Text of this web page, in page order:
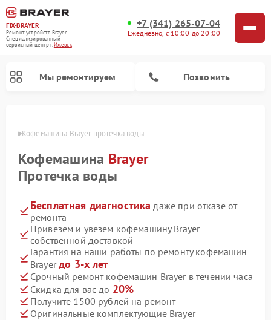
FIX-BRAYER
Ремонт устройств Brayer
Специализированный
cервисный центр г.Ижевск
+7 (341) 265-07-04
Ежедневно, с 10:00 до 20:00
Мы ремонтируем Позвонить
Кофемашина Brayer протечка воды
Кофемашина Brayer
Протечка воды
Бесплатная диагностика даже при отказе от
ремонта
Привезем и увезем кофемашину Brayer
собственной доставкой
Гарантия на наши работы по ремонту кофемашин
Brayerдо 3-х лет
Срочный ремонт кофемашин Brayer в течении часа
Скидка для вас до 20%
Получите 1500 рублей на ремонт
Оригинальные комплектующие Brayer